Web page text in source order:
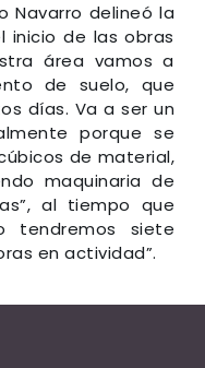
Navarro delineó la
inicio de las obras
área vamos a
de suelo, que
días. Va a ser un
porque se
de material,
maquinaria de
al tiempo que
tendremos siete
en actividad”.